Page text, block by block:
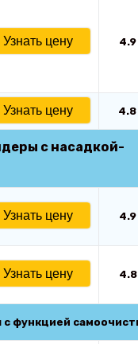
Узнать цену
Узнать цену
с насадкой-
Узнать цену 4.9
Узнать цену 4.8
функцией